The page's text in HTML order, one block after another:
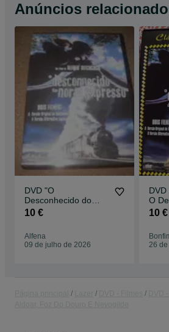
Anúncios
DVD "O
Desconhecido do
Norte Expresso" de
10 €
Alfena
09 de julho de 2026
DVD Alfred. Hithcock.
O
10 €
26